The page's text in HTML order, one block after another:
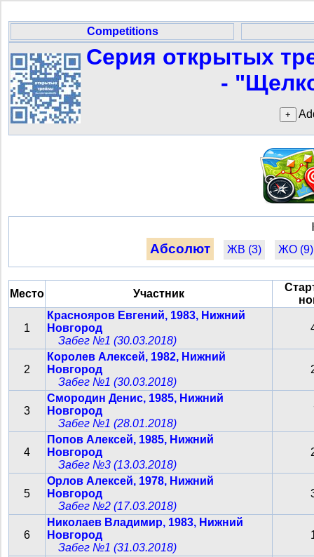
Competitions
Серия открытых
-
Абсолют ЖВ (3) ЖО (9)
Место Участник
1
Краснояров Евгений, 1983, Нижний
Новгород
Забег №1 (30.03.2018)
2
Королев Алексей, 1982, Нижний
Новгород
Забег №1 (30.03.2018)
3
Смородин Денис, 1985, Нижний
Новгород
Забег №1 (28.01.2018)
4
Попов Алексей, 1985, Нижний
Новгород
Забег №3 (13.03.2018)
5
Орлов Алексей, 1978, Нижний
Новгород
Забег №2 (17.03.2018)
6
Николаев Владимир, 1983, Нижний
Новгород
Забег №1 (31.03.2018)